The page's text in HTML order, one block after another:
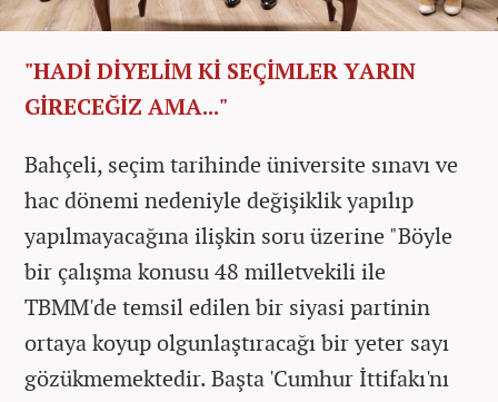
"HADİ DİYELİM Kİ SEÇİMLER YARIN
GİRECEĞİZ AMA..."
Bahçeli, seçim tarihinde üniversite sınavı ve
hac dönemi nedeniyle değişiklik yapılıp
yapılmayacağına ilişkin soru üzerine "Böyle
bir çalışma konusu 48 milletvekili ile
TBMM'de temsil edilen bir siyasi partinin
ortaya koyup olgunlaştıracağı bir yeter sayı
gözükmemektedir. Başta 'Cumhur İttifakı'nı